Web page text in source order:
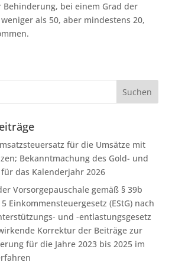
Behinderung, bei einem Grad der
als 50, aber mindestens 20,
für die Umsätze mit
Bekanntmachung des Gold- und
das Kalenderjahr 2026
Vorsorgepauschale gemäß § 39b
Einkommensteuergesetz (EStG) nach
und -entlastungsgesetz
Korrektur der Beiträge zur
für die Jahre 2023 bis 2025 im